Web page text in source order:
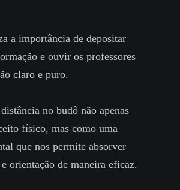
a importância de depositar
e ouvir os professores
claro e puro.
no budô não apenas
físico, mas como uma
que nos permite absorver
orientação de maneira eficaz.